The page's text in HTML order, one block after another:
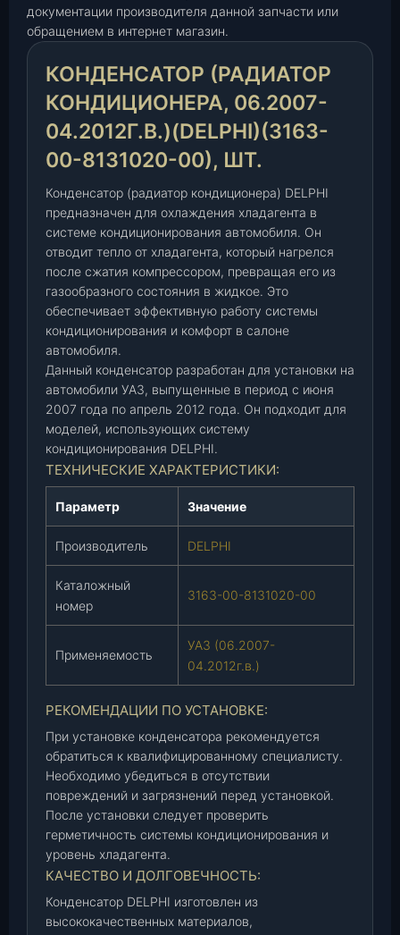
а
т
р
(
р
а
д
а
т
о
р
к
о
н
д
и
ц
е
6
0
-
0
4
2
0
1
2
г
документации производителя данной запчасти или
обращением в интернет магазин.
КОНДЕНСАТОР (РАДИАТОР
КОНДИЦИОНЕРА, 06.2007-
04.2012Г.В.)(DELPHI)(3163-
00-8131020-00), ШТ.
Конденсатор (радиатор кондиционера) DELPHI
предназначен для охлаждения хладагента в
системе кондиционирования автомобиля. Он
отводит тепло от хладагента, который нагрелся
после сжатия компрессором, превращая его из
газообразного состояния в жидкое. Это
обеспечивает эффективную работу системы
кондиционирования и комфорт в салоне
автомобиля.
Данный конденсатор разработан для установки на
автомобили УАЗ, выпущенные в период с июня
2007 года по апрель 2012 года. Он подходит для
моделей, использующих систему
кондиционирования DELPHI.
ТЕХНИЧЕСКИЕ ХАРАКТЕРИСТИКИ:
Параметр Значение
Производитель DELPHI
Каталожный
номер
3163-00-8131020-00
Применяемость
УАЗ (06.2007-
04.2012г.в.)
РЕКОМЕНДАЦИИ ПО УСТАНОВКЕ:
При установке конденсатора рекомендуется
обратиться к квалифицированному специалисту.
Необходимо убедиться в отсутствии
повреждений и загрязнений перед установкой.
После установки следует проверить
герметичность системы кондиционирования и
уровень хладагента.
КАЧЕСТВО И ДОЛГОВЕЧНОСТЬ:
Конденсатор DELPHI изготовлен из
высококачественных материалов,